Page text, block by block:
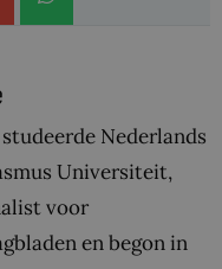
Nederlands
Universiteit,
voor
en begon in